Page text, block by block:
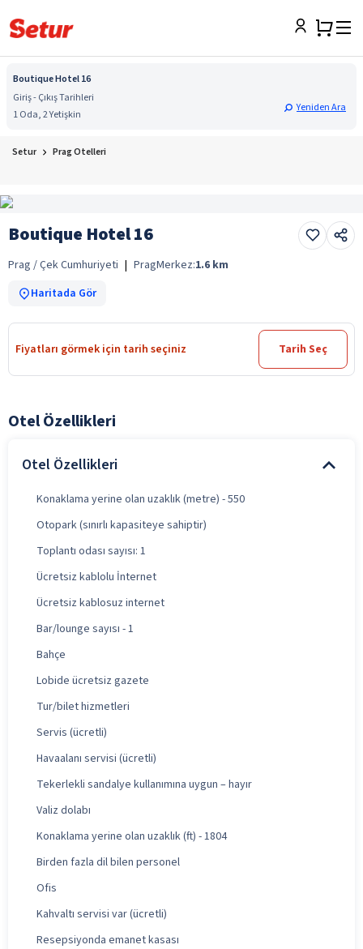
Boutique Hotel 16
Giriş - Çıkış Tarihleri
1 Oda, 2 Yetişkin
Yeniden Ara
Setur Prag Otelleri
Boutique Hotel 16
Prag / Çek Cumhuriyeti | PragMerkez:1.6 km
Haritada Gör
Fiyatları görmek için tarih seçiniz Tarih Seç
Otel Özellikleri
Otel Özellikleri
Konaklama yerine olan uzaklık (metre) - 550
Otopark (sınırlı kapasiteye sahiptir)
Toplantı odası sayısı: 1
Ücretsiz kablolu İnternet
Ücretsiz kablosuz internet
Bar/lounge sayısı - 1
Bahçe
Lobide ücretsiz gazete
Tur/bilet hizmetleri
Servis (ücretli)
Havaalanı servisi (ücretli)
Tekerlekli sandalye kullanımına uygun – hayır
Valiz dolabı
Konaklama yerine olan uzaklık (ft) - 1804
Birden fazla dil bilen personel
Ofis
Kahvaltı servisi var (ücretli)
Resepsiyonda emanet kasası